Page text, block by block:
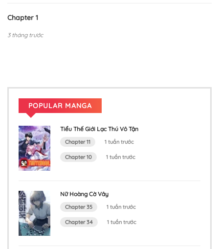
Chapter 1
3 tháng trước
POPULAR MANGA
Tiểu Thế Giới Lạc Thú Vô Tận
Chapter 11 1 tuần trước
Chapter 10 1 tuần trước
Nữ Hoàng Cờ Vây
Chapter 35 1 tuần trước
Chapter 34 1 tuần trước